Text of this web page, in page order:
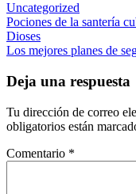
Uncategorized
Navegación
de
Pociones de la santería
Dioses
Los mejores planes de
Deja una respuesta
Tu dirección de correo
obligatorios están
Comentario *